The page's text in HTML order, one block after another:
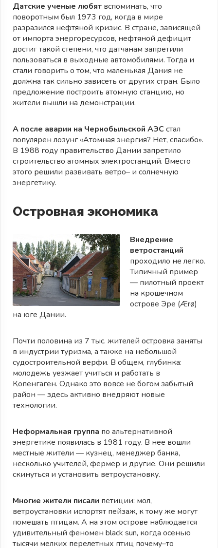
Датские ученые любят вспоминать, что
поворотным был 1973 год, когда в мире
разразился нефтяной кризис. В стране, зависящей
от импорта энергоресурсов, нефтяной дефицит
достиг такой степени, что датчанам запретили
пользоваться в выходные автомобилями. Тогда и
стали говорить о том, что маленькая Дания не
должна так сильно зависеть от других стран. Было
предложение построить атомную станцию, но
жители вышли на демонстрации.
А после аварии на Чернобыльской АЭСстал
популярен лозунг «Атомная энергия? Нет, спасибо».
В 1988 году правительство Дании запретило
строительство атомных электростанций. Вместо
этого решили развивать ветро– и солнечную
энергетику.
Островная экономика
Внедрение
ветростанций
проходило не легко.
Типичный пример
— пилотный проект
на крошечном
острове Эре (Ærø)
на юге Дании.
Почти половина из 7 тыс. жителей островка заняты
в индустрии туризма, а также на небольшой
судостроительной верфи. В общем, глубинка:
молодежь уезжает учиться и работать в
Копенгаген. Однако это вовсе не богом забытый
район — здесь активно внедряют новые
технологии.
Неформальная группа по альтернативной
энергетике появилась в 1981 году. В нее вошли
местные жители — кузнец, менеджер банка,
несколько учителей, фермер и другие. Они решили
скинуться и установить ветроустановку.
Многие жители писали петиции: мол,
ветроустановки испортят пейзаж, к тому же могут
помешать птицам. А на этом острове наблюдается
удивительный феномен black sun, когда осенью
тысячи мелких перелетных птиц почему–то